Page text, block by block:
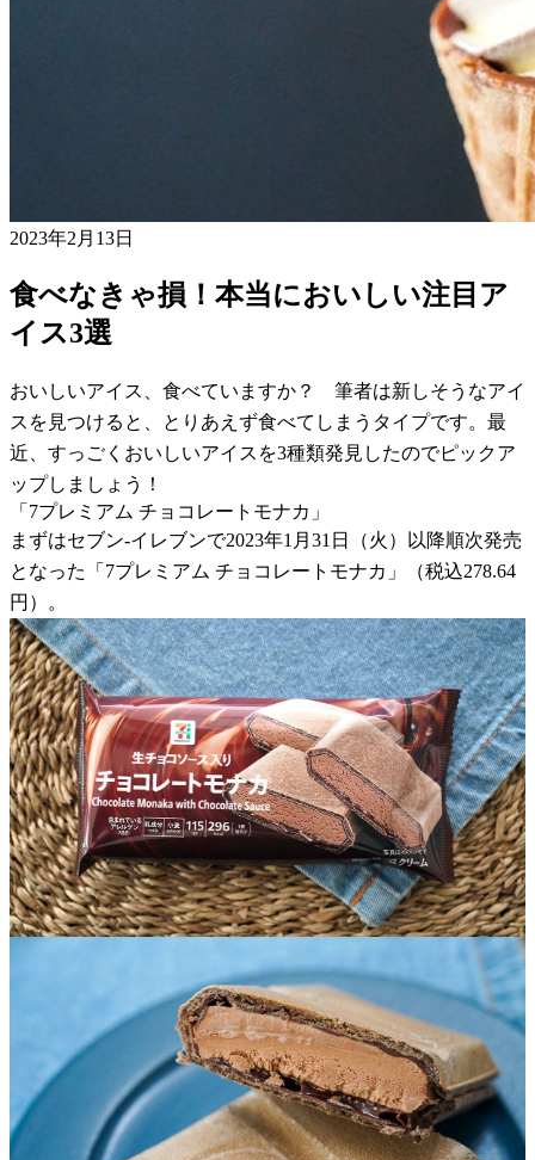
2023年2月13日
食べなきゃ損！本当においしい注目ア
イス3選
おいしいアイス、食べていますか？ 筆者は新しそうなアイ
スを見つけると、とりあえず食べてしまうタイプです。最
近、すっごくおいしいアイスを3種類発見したのでピックア
ップしましょう！
「7プレミアム チョコレートモナカ」
まずはセブン-イレブンで2023年1月31日（火）以降順次発売
となった「7プレミアム チョコレートモナカ」（税込278.64
円）。